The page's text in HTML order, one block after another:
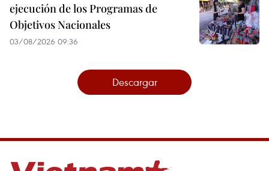
ejecución de los Programas de
Objetivos Nacionales
03/08/2026 09:36
Descargar